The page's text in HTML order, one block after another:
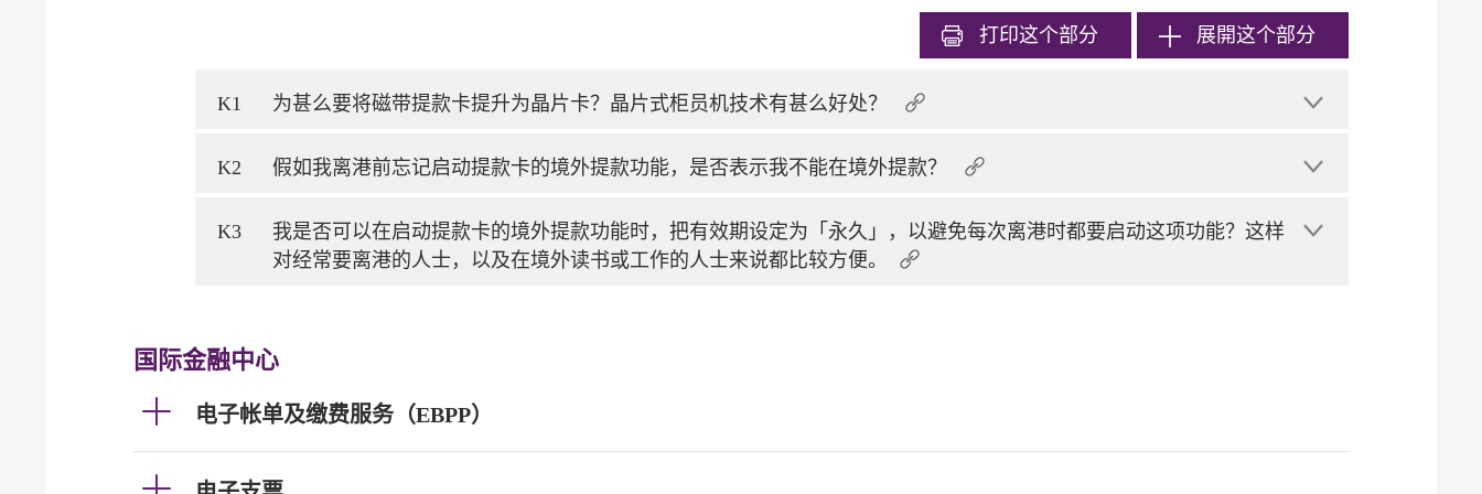
打印这个部分 展開这个部分
K1 为甚么要将磁带提款卡提升为晶片卡？晶片式柜员机技术有甚么好处？
K2 假如我离港前忘记启动提款卡的境外提款功能，是否表示我不能在境外提款？
K3
我是否可以在启动提款卡的境外提款功能时，把有效期设定为「永久」，以避免每次离港时都要启动这项功能？这样
对经常要离港的人士，以及在境外读书或工作的人士来说都比较方便。
国际金融中心
电子帐单及缴费服务（EBPP）